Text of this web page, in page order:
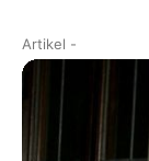
Artikel -